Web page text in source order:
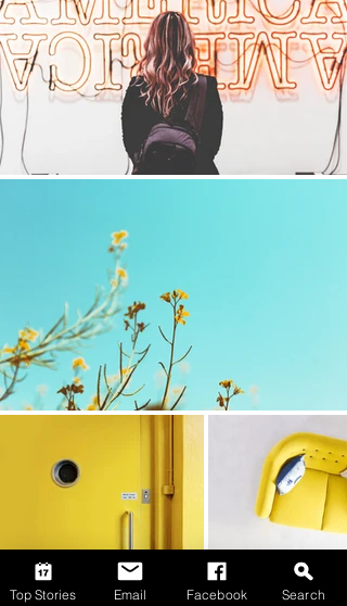
Top Stories Email Facebook Search